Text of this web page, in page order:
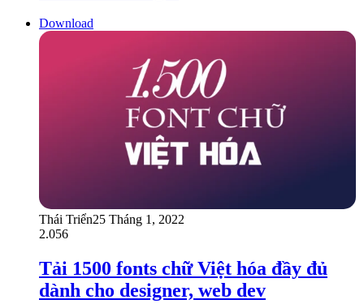
Download
Thái Triển25 Tháng 1, 2022
2.056
Tải 1500 fonts chữ Việt hóa đầy đủ
dành cho designer, web dev